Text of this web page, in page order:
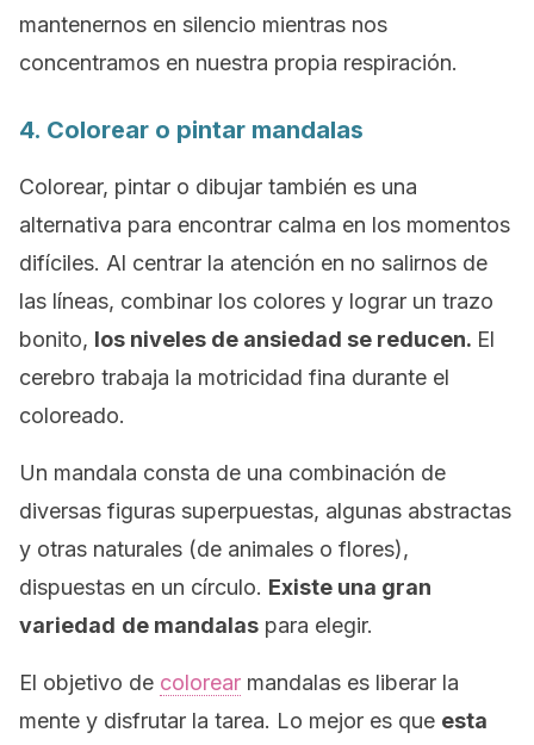
mantenernos en silencio mientras nos
concentramos en nuestra propia respiración.
4. Colorear o pintar mandalas
Colorear, pintar o dibujar también es una
alternativa para encontrar calma en los momentos
difíciles. Al centrar la atención en no salirnos de
las líneas, combinar los colores y lograr un trazo
bonito, los niveles de ansiedad se reducen. El
cerebro trabaja la motricidad fina durante el
coloreado.
Un mandala consta de una combinación de
diversas figuras superpuestas, algunas abstractas
y otras naturales (de animales o flores),
dispuestas en un círculo. Existe una gran
variedad de mandalas para elegir.
El objetivo de colorear mandalas es liberar la
mente y disfrutar la tarea. Lo mejor es que esta